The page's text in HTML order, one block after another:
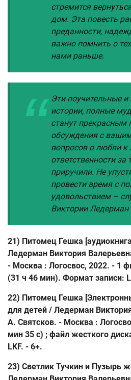
стремится
дом. Эта повесть
преданности,
важно помнить о
нами раньше.
Эти поучительные
истории, полные
станут прекрасным
обсуждения с
вопросов о любви
ответственности за
приручили. Не
провести время с
удовольствием –
Виктории Ледерман
21) Питомец Гешка
Ледерман Виктория
- Москва : Логосвос, 2022. - 1
(31 ч 46 мин). Формат записи:
22) Питомец Гешка
для детей / Ледерман
А. Святсков. - Москва :
мин 35 с) ; файл жесткого
LKF. - 6+.
23) Светлик Тучкин и Пузырь